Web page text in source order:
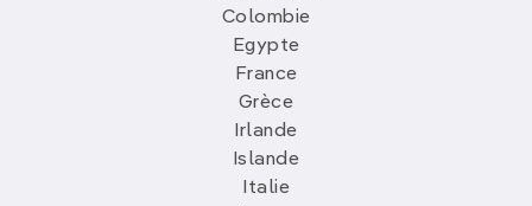
Colombie
Egypte
France
Grèce
Irlande
Islande
Italie